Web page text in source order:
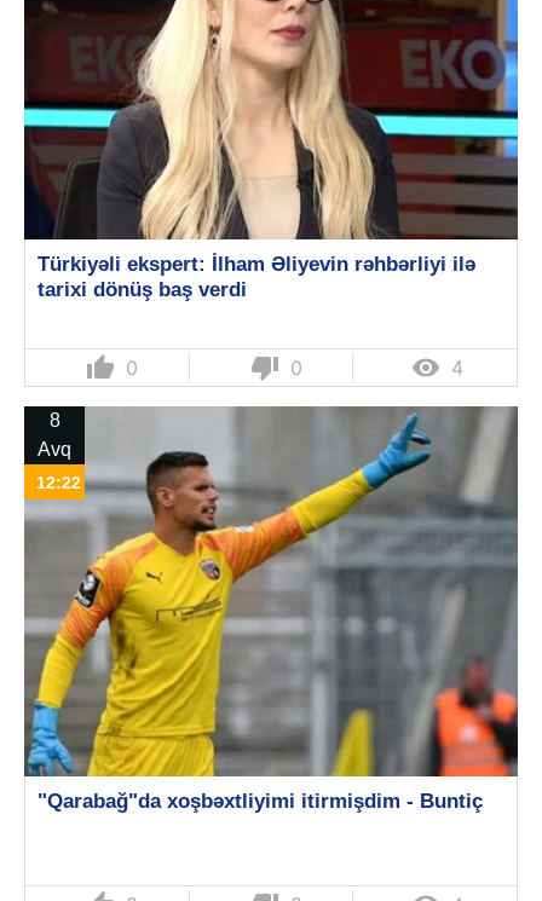
Türkiyəli ekspert: İlham Əliyevin rəhbərliyi ilə
tarixi dönüş baş verdi
thumb_up 0 thumb_down 0  4
8
Avq
12:22
"Qarabağ"da xoşbəxtliyimi itirmişdim - Buntiç